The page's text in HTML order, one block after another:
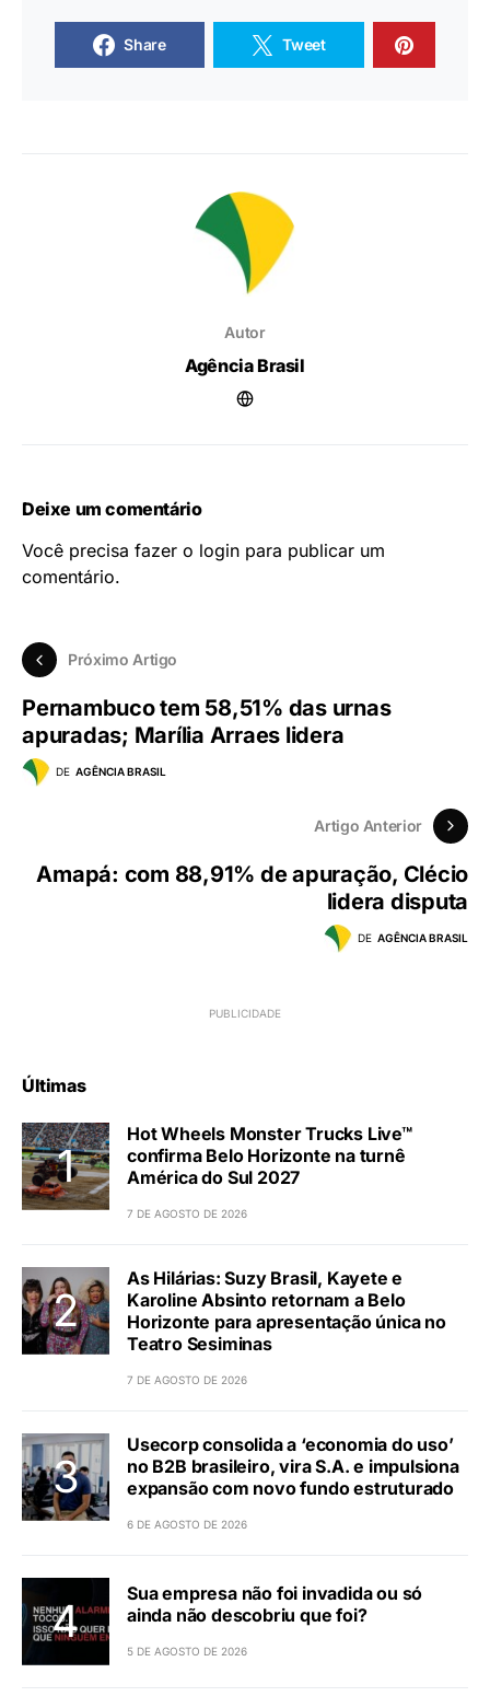
Share Tweet
Autor
Agência Brasil
Deixe um comentário
Você precisa fazer o login para publicar um
comentário.
Próximo Artigo
Pernambuco tem 58,51% das urnas
apuradas; Marília Arraes lidera
DE AGÊNCIA BRASIL
Artigo Anterior
Amapá: com 88,91% de apuração, Clécio
lidera disputa
DE AGÊNCIA BRASIL
Últimas
Hot Wheels Monster Trucks Live™
confirma Belo Horizonte na turnê
América do Sul 2027
7 DE AGOSTO DE 2026
As Hilárias: Suzy Brasil, Kayete e
Karoline Absinto retornam a Belo
Horizonte para apresentação única no
Teatro Sesiminas
7 DE AGOSTO DE 2026
Usecorp consolida a ‘economia do uso’
no B2B brasileiro, vira S.A. e impulsiona
expansão com novo fundo estruturado
6 DE AGOSTO DE 2026
Sua empresa não foi invadida ou só
ainda não descobriu que foi?
5 DE AGOSTO DE 2026